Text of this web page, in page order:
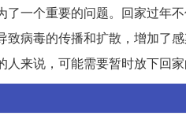
一个重要的问题。回家过年
病毒的传播和扩散，增加了
来说，可能需要暂时放下回家